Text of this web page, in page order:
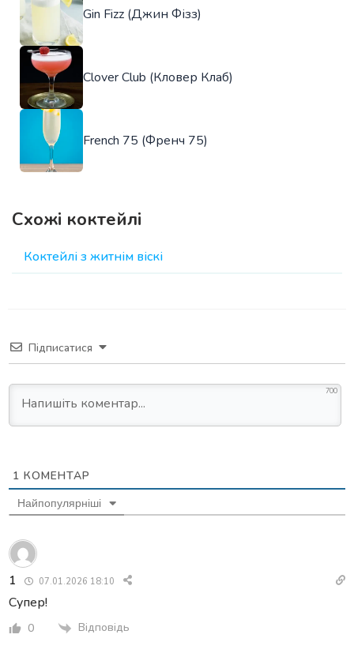
Gin Fizz (Джин Фізз)
Clover Club (Кловер Клаб)
French 75 (Френч 75)
Схожі коктейлі
Коктейлі з житнім віскі
Підписатися
700
1 КОМЕНТАР
Найпопулярніші
1 07.01.2026 18:10
Супер!
0 Відповідь